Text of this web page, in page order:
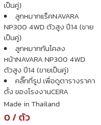
เป็นคู่)
ลูกหมากแร็คNAVARA
NP300 4WD ตัวสูง ปี14 (ขาย
เป็นคู่)
ลูกหมากกันโคลง
หน้าNAVARA NP300 4WD
ตัวสูง ปี14 (ขายเป็นคู่)
คลิ๊กที่รูป เพื่อดูตารางราคา
ตั้ง ของโรงงานCERA
Made in Thailand
0 / ตัว